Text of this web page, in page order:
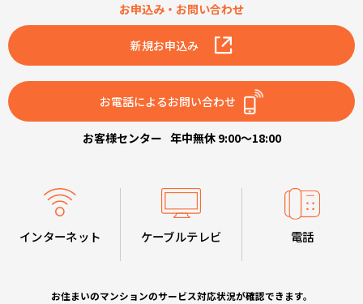
お申込み・お問い合わせ
新規お申込み
お電話によるお問い合わせ
お客様センター 年中無休 9:00～18:00
インターネット ケーブルテレビ 電話
お住まいのマンションのサービス対応状況が確認できます。